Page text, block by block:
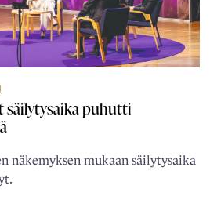
säilytysaika puhutti
näkemyksen mukaan säilytysaika